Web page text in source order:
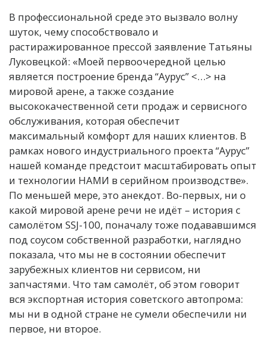
В профессиональной среде это вызвало волну
шуток, чему способствовало и
растиражированное прессой заявление Татьяны
Луковецкой: «Моей первоочередной целью
является построение бренда “Аурус” <…> на
мировой арене, а также создание
высококачественной сети продаж и сервисного
обслуживания, которая обеспечит
максимальный комфорт для наших клиентов. В
рамках нового индустриального проекта “Аурус”
нашей команде предстоит масштабировать опыт
и технологии НАМИ в серийном производстве».
По меньшей мере, это анекдот. Во-первых, ни о
какой мировой арене речи не идёт – история с
самолётом SSJ-100, поначалу тоже подававшимся
под соусом собственной разработки, наглядно
показала, что мы не в состоянии обеспечит
зарубежных клиентов ни сервисом, ни
запчастями. Что там самолёт, об этом говорит
вся экспортная история советского автопрома:
мы ни в одной стране не сумели обеспечили ни
первое, ни второе.